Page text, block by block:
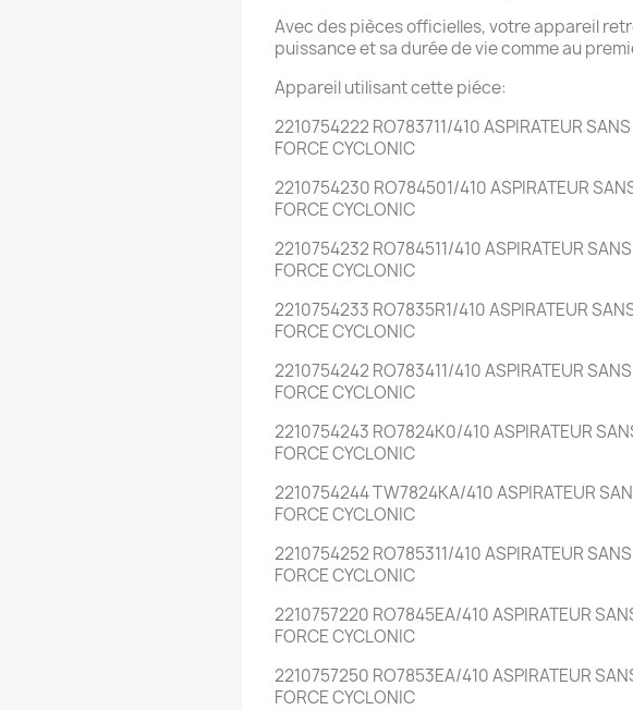
Avec des pièces officielles, votre appareil
puissance et sa durée de vie comme au
Appareil utilisant cette piéce:
2210754222 RO783711/410 ASPIRATEUR
FORCE CYCLONIC
2210754230 RO784501/410 ASPIRATEUR
FORCE CYCLONIC
2210754232 RO784511/410 ASPIRATEUR
FORCE CYCLONIC
2210754233 RO7835R1/410 ASPIRATEUR
FORCE CYCLONIC
2210754242 RO783411/410 ASPIRATEUR
FORCE CYCLONIC
2210754243 RO7824K0/410 ASPIRATEUR
FORCE CYCLONIC
2210754244 TW7824KA/410 ASPIRATEUR
FORCE CYCLONIC
2210754252 RO785311/410 ASPIRATEUR
FORCE CYCLONIC
2210757220 RO7845EA/410 ASPIRATEUR
FORCE CYCLONIC
2210757250 RO7853EA/410 ASPIRATEUR
FORCE CYCLONIC